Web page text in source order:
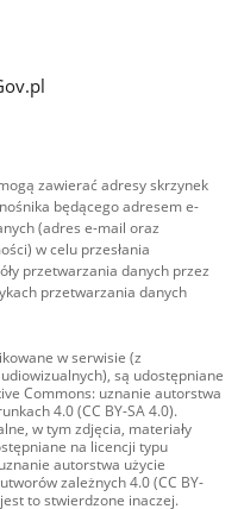
zawierać adresy skrzynek
będącego adresem e-
(adres e-mail oraz
w celu przesłania
przetwarzania danych przez
przetwarzania danych
w serwisie (z
są udostępniane
Commons: uznanie autorstwa
4.0 (CC BY-SA 4.0).
w tym zdjęcia, materiały
na licencji typu
autorstwa użycie
zależnych 4.0 (CC BY-
to stwierdzone inaczej.